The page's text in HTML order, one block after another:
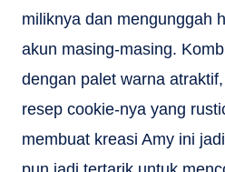
miliknya dan mengunggah
akun masing-masing.
dengan palet warna
resep cookie-nya yang
membuat kreasi Amy ini